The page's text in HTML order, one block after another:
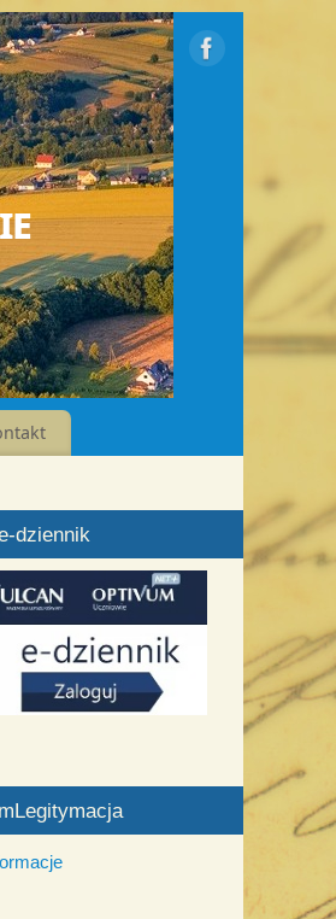
dziennik
mLegitymacja